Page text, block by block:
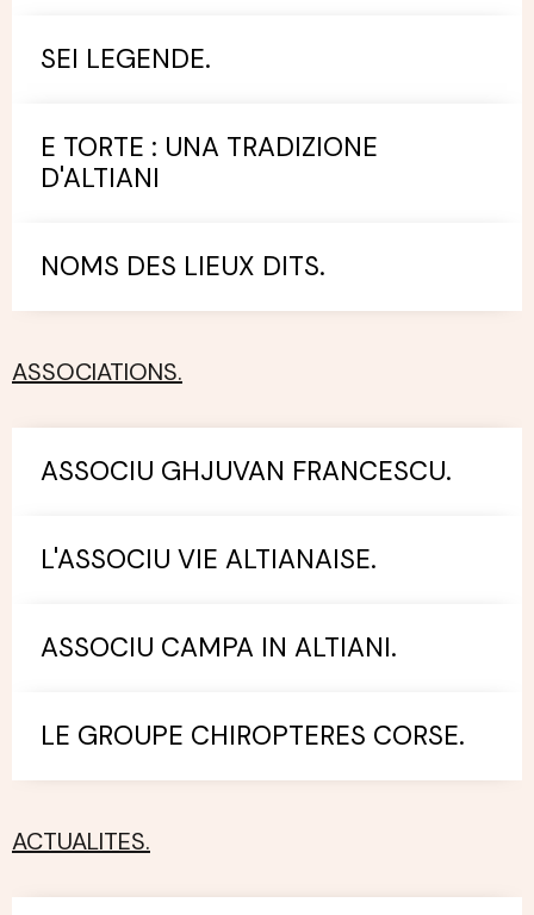
SEI LEGENDE.
E TORTE : UNA TRADIZIONE
D'ALTIANI
NOMS DES LIEUX DITS.
ASSOCIATIONS.
ASSOCIU GHJUVAN FRANCESCU.
L'ASSOCIU VIE ALTIANAISE.
ASSOCIU CAMPA IN ALTIANI.
LE GROUPE CHIROPTERES CORSE.
ACTUALITES.